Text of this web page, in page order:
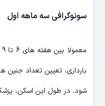
سونوگرافی سه ماهه اول
بارداری، تعیین تعداد جنین
شود. در طول این اسکن،